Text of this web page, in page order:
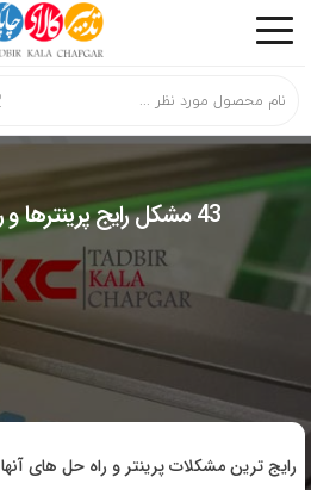
اشتراک
با
استفاده
روش‌های
زیر
می‌توانید
صفحه
را
دوستان
43 مشکل رایج پرینترها و راه حل های آنها
رایج ترین مشکلات پرینتر و راه حل های آنها